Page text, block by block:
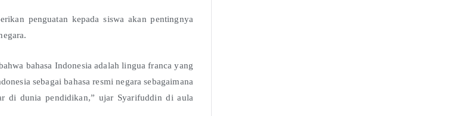
penguatan kepada siswa akan pentingnya
bahasa Indonesia adalah lingua franca yang
sebagai bahasa resmi negara sebagaimana
di dunia pendidikan,” ujar Syarifuddin di aula